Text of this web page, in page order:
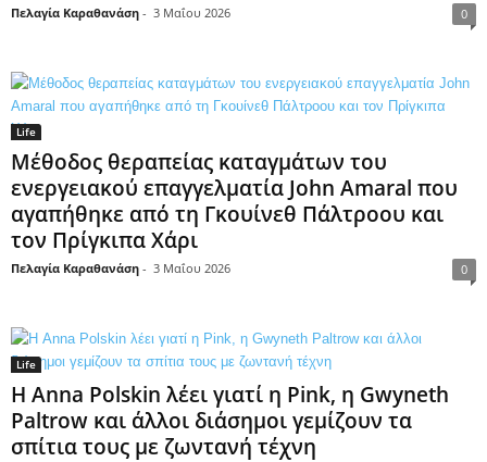
Πελαγία Καραθανάση - 3 Μαΐου 2026 0
Life
Μέθοδος θεραπείας καταγμάτων του
ενεργειακού επαγγελματία John Amaral που
αγαπήθηκε από τη Γκουίνεθ Πάλτροου και
τον Πρίγκιπα Χάρι
Πελαγία Καραθανάση - 3 Μαΐου 2026 0
Life
Η Anna Polskin λέει γιατί η Pink, η Gwyneth
Paltrow και άλλοι διάσημοι γεμίζουν τα
σπίτια τους με ζωντανή τέχνη